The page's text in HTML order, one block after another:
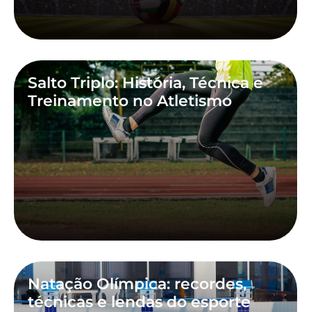
Salto Triplo: História, Técnica e
Treinamento no Atletismo
Natação Olímpica: recordes,
técnicas e lendas do esporte